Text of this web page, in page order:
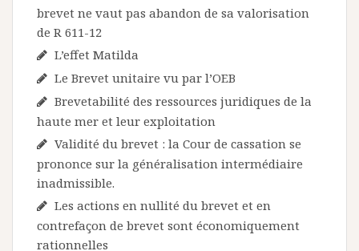
brevet ne vaut pas abandon de sa valorisation
de R 611-12
L’effet Matilda
Le Brevet unitaire vu par l’OEB
Brevetabilité des ressources juridiques de la
haute mer et leur exploitation
Validité du brevet : la Cour de cassation se
prononce sur la généralisation intermédiaire
inadmissible.
Les actions en nullité du brevet et en
contrefaçon de brevet sont économiquement
rationnelles